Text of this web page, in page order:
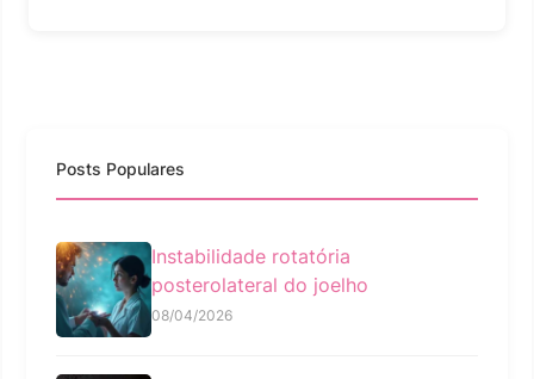
Posts Populares
Instabilidade rotatória
posterolateral do joelho
08/04/2026